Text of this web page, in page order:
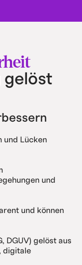
und Lücken
und
und können
DGUV) gelöst aus
digitale